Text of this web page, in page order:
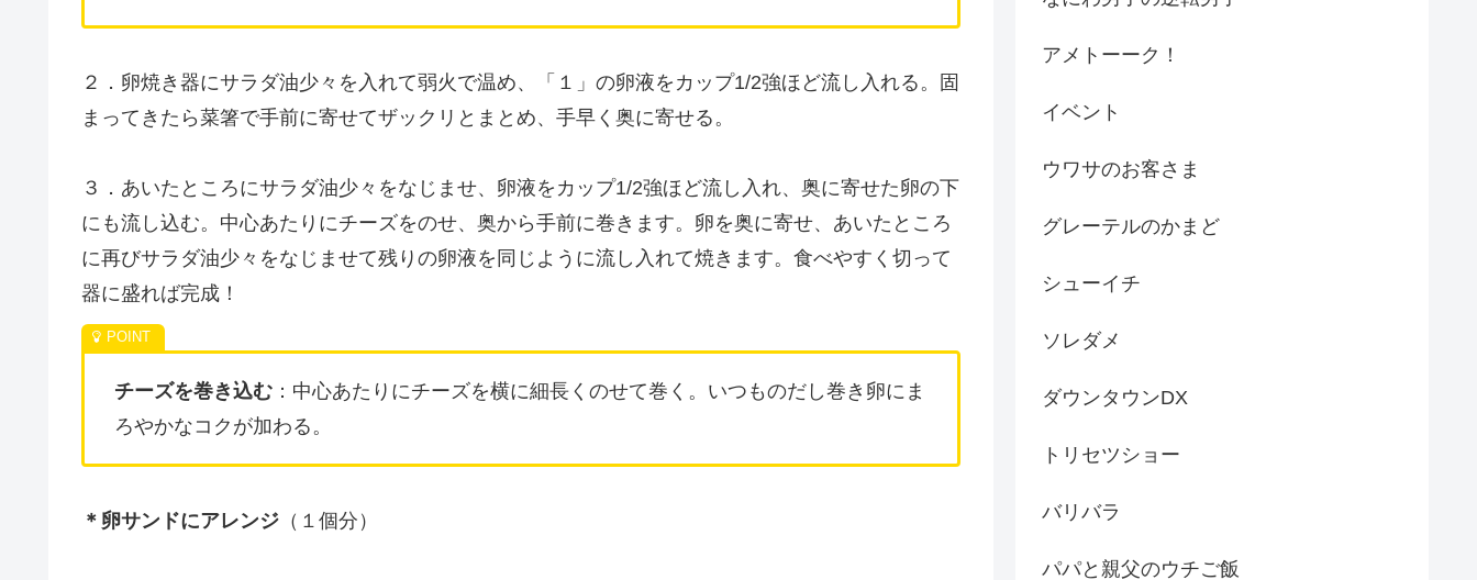
２．卵焼き器にサラダ油少々を入れて弱火で温め、「１」の卵液をカップ1/2強ほど流し入れる。固
まってきたら菜箸で手前に寄せてザックリとまとめ、手早く奥に寄せる。
３．あいたところにサラダ油少々をなじませ、卵液をカップ1/2強ほど流し入れ、奥に寄せた卵の下
にも流し込む。中心あたりにチーズをのせ、奥から手前に巻きます。卵を奥に寄せ、あいたところ
に再びサラダ油少々をなじませて残りの卵液を同じように流し入れて焼きます。食べやすく切って
器に盛れば完成！
チーズを巻き込む ：中心あたりにチーズを横に細長くのせて巻く。いつものだし巻き卵にま
ろやかなコクが加わる。
＊卵サンドにアレンジ （１個分）
アメトーーク！
イベント
ウワサのお客さま
グレーテルのかまど
シューイチ
ソレダメ
ダウンタウンDX
トリセツショー
バリバラ
パパと親父のウチご飯